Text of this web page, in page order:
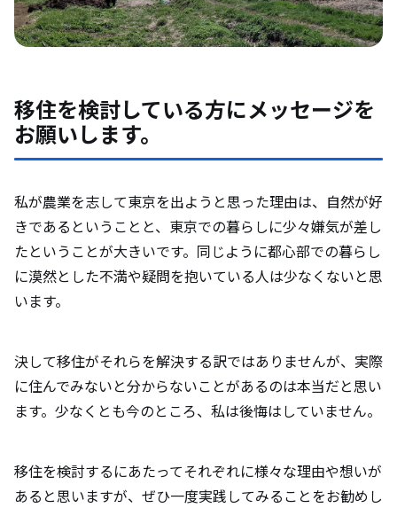
移住を検討している方にメッセージを
お願いします。
私が農業を志して東京を出ようと思った理由は、自然が好
きであるということと、東京での暮らしに少々嫌気が差し
たということが大きいです。同じように都心部での暮らし
に漠然とした不満や疑問を抱いている人は少なくないと思
います。
決して移住がそれらを解決する訳ではありませんが、実際
に住んでみないと分からないことがあるのは本当だと思い
ます。少なくとも今のところ、私は後悔はしていません。
移住を検討するにあたってそれぞれに様々な理由や想いが
あると思いますが、ぜひ一度実践してみることをお勧めし